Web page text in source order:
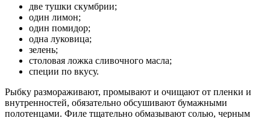
две тушки скумбрии;
один лимон;
один помидор;
одна луковица;
зелень;
столовая ложка сливочного масла;
специи по вкусу.
Рыбку размораживают, промывают и очищают от пленки и
внутренностей, обязательно обсушивают бумажными
полотенцами. Филе тщательно обмазывают солью, черным